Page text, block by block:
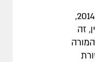
נלי קלר, מורה למתמטיקה, זוכת צל"ש פרס טראמפ להוראה איכותית לשנת 2014,
זה